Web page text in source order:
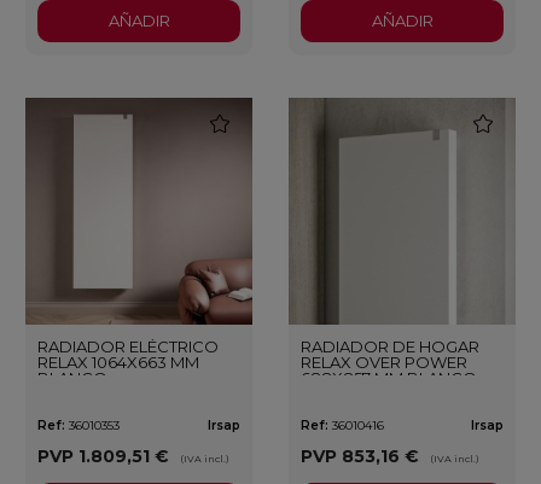
AÑADIR AÑADIR
RADIADOR ELÉCTRICO
RELAX 1064X663 MM
BLANCO
Ref: 36010353 Irsap
PVP 1.809,51 € (IVA incl.)
RADIADOR DE HOGAR
RELAX OVER POWER
688X857 MM BLANCO
Ref: 36010416 Irsap
PVP 853,16 € (IVA incl.)